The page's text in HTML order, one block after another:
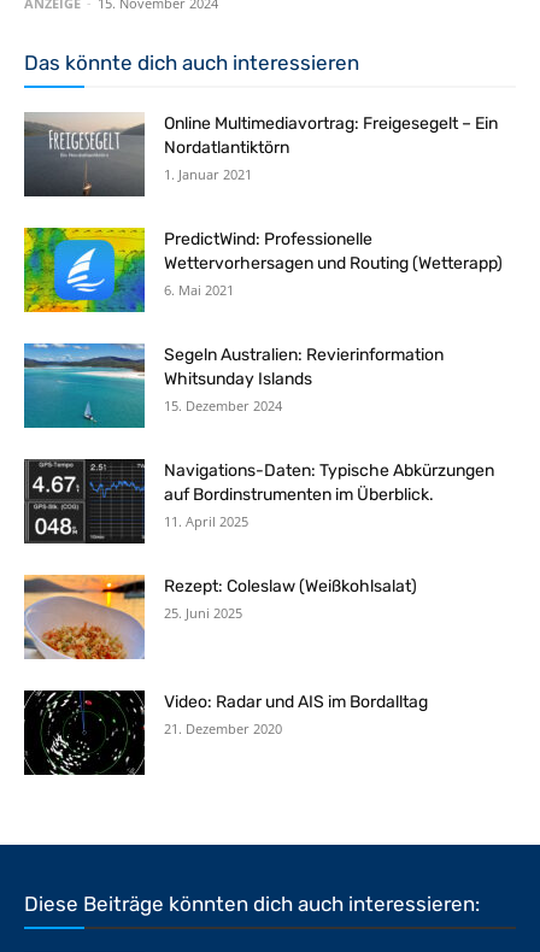
Das könnte dich auch interessieren
Online Multimediavortrag: Freigesegelt – Ein
Nordatlantiktörn
1. Januar 2021
PredictWind: Professionelle
Wettervorhersagen und Routing (Wetterapp)
6. Mai 2021
Segeln Australien: Revierinformation
Whitsunday Islands
15. Dezember 2024
Navigations-Daten: Typische Abkürzungen
auf Bordinstrumenten im Überblick.
11. April 2025
Rezept: Coleslaw (Weißkohlsalat)
25. Juni 2025
Video: Radar und AIS im Bordalltag
21. Dezember 2020
Diese Beiträge könnten dich auch interessieren: